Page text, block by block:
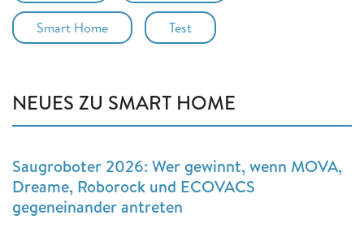
Smart Home Test
NEUES ZU SMART HOME
Saugroboter 2026: Wer gewinnt, wenn MOVA,
Dreame, Roborock und ECOVACS
gegeneinander antreten